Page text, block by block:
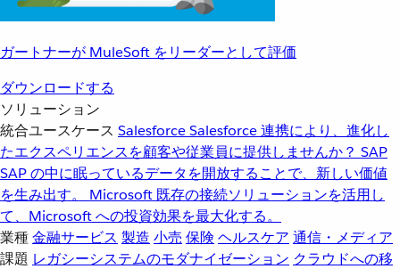
ガートナーが MuleSoft をリーダーとして評価
ダウンロードする
ソリューション
統合ユースケース SalesforceSalesforce 連携により、進化し
たエクスペリエンスを顧客や従業員に提供しませんか？ SAP
SAP の中に眠っているデータを開放することで、新しい価値
を生み出す。
Microsoft 既存の接続ソリューションを活用し
て、Microsoft への投資効果を最大化する。
業種金融サービス 製造 小売 保険 ヘルスケア 通信・メディア
課題 レガシーシステムのモダナイゼーション クラウドへの移